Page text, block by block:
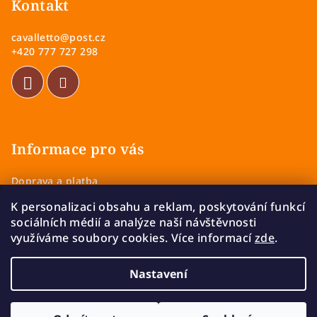
K personalizaci obsahu a reklam, poskytování funkcí
sociálních médií a analýze naší návštěvnosti
využíváme soubory cookies. Více informacízde.
Nastavení
Kontakt
cavalletto@post.cz
+420 777 727 298
Informace pro vás
Doprava a platba
Zásady ochrany osobních údajů
Vrácení a výměna zboží
Upravit nastavení cookies